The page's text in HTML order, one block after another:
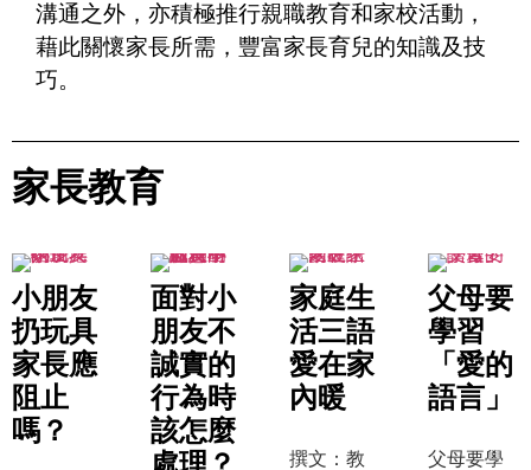
溝通之外，亦積極推行親職教育和家校活動，
藉此關懷家長所需，豐富家長育兒的知識及技
巧。
家長教育
小朋友
扔玩具
家長應
阻止
嗎？
面對小
朋友不
誠實的
行為時
該怎麼
家庭生
活三語
愛在家
內暖
撰文：教
父母要
學習
「愛的
語言」
父母要學